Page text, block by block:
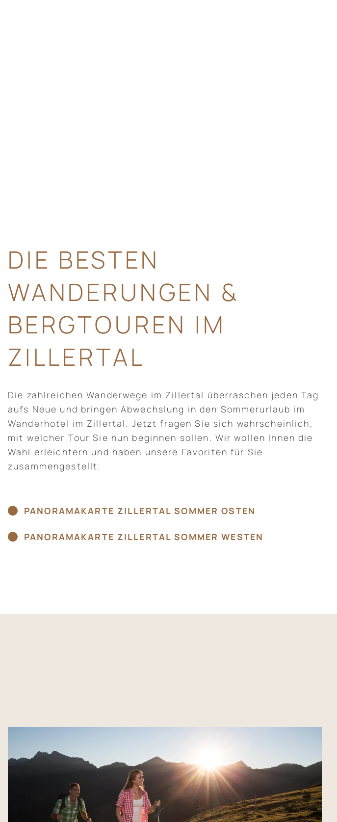
DIE BESTEN
WANDERUNGEN &
BERGTOUREN IM
ZILLERTAL
Die zahlreichen Wanderwege im Zillertal überraschen jeden Tag
aufs Neue und bringen Abwechslung in den Sommerurlaub im
Wanderhotel im Zillertal. Jetzt fragen Sie sich wahrscheinlich,
mit welcher Tour Sie nun beginnen sollen. Wir wollen Ihnen die
Wahl erleichtern und haben unsere Favoriten für Sie
zusammengestellt.
PANORAMAKARTE ZILLERTAL SOMMER OSTEN
PANORAMAKARTE ZILLERTAL SOMMER WESTEN